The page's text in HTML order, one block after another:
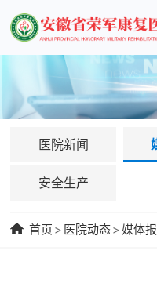
医院新闻
安全生产
首页 > 医院动态>媒体